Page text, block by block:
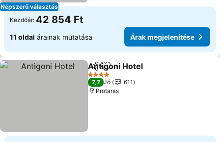
Népszerű választás
Kezdőár: 42 854 Ft
11 oldal árainak mutatása Árak megjelenítése
Megosztás
Hozzáadás a kedvencekhez
Antigoni Hotel
4 Kategória
7,7 Jó
611
Protaras